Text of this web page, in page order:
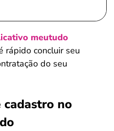
meutudo
rápido concluir seu
do seu
cadastro no